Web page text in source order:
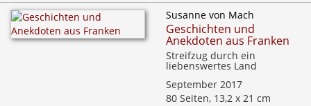
Susanne von Mach
Geschichten und
Anekdoten aus Franken
Streifzug durch ein
liebenswertes Land
September 2017
80 Seiten, 13,2 x 21 cm